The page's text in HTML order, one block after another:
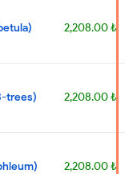
2,208.00 ₺
trees) 2,208.00 ₺
2,208.00 ₺